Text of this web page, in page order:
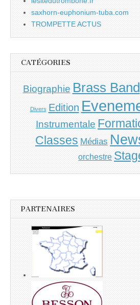
saxhorn-euphonium-tuba.com
TROMPETTE ACTUS
CATÉGORIES
Biographie Brass Band
Divers Edition
Instrumentale
Classes Médias
orchestre
PARTENAIRES